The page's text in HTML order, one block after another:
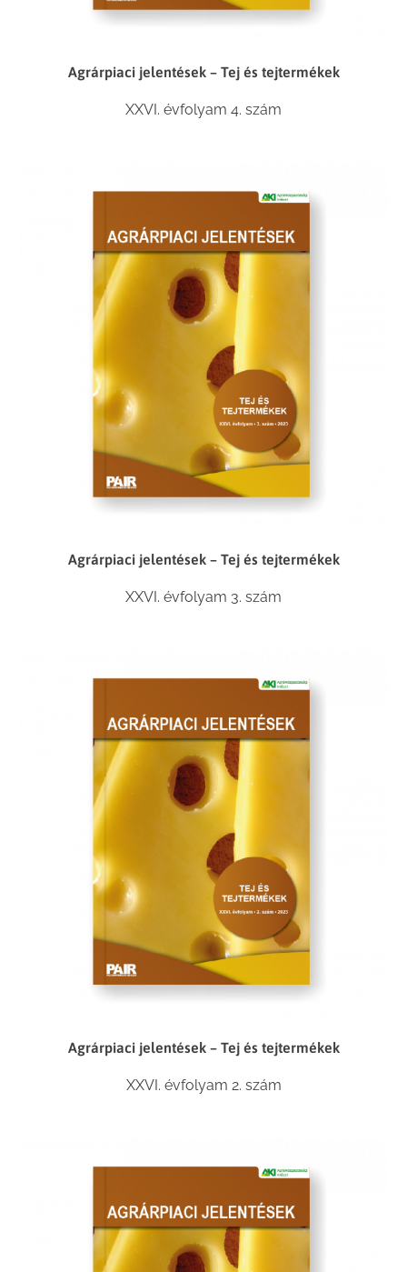
Agrárpiaci jelentések – Tej és tejtermékek
XXVI. évfolyam 4. szám
Agrárpiaci jelentések – Tej és tejtermékek
XXVI. évfolyam 3. szám
Agrárpiaci jelentések – Tej és tejtermékek
XXVI. évfolyam 2. szám